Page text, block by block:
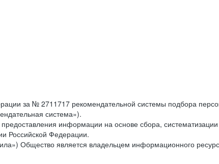
за № 2711717 рекомендательной системы подбора
система»).
информации на основе сбора,
Российской Федерации.
Общество является владельцем информационного